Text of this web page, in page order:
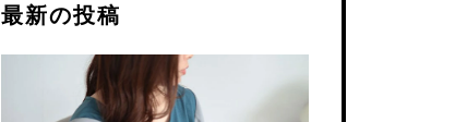
最新の投稿